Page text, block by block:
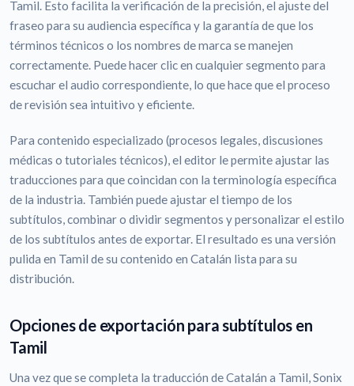
Tamil. Esto facilita la verificación de la precisión, el ajuste del
fraseo para su audiencia específica y la garantía de que los
términos técnicos o los nombres de marca se manejen
correctamente. Puede hacer clic en cualquier segmento para
escuchar el audio correspondiente, lo que hace que el proceso
de revisión sea intuitivo y eficiente.
Para contenido especializado (procesos legales, discusiones
médicas o tutoriales técnicos), el editor le permite ajustar las
traducciones para que coincidan con la terminología específica
de la industria. También puede ajustar el tiempo de los
subtítulos, combinar o dividir segmentos y personalizar el estilo
de los subtítulos antes de exportar. El resultado es una versión
pulida en Tamil de su contenido en Catalán lista para su
distribución.
Opciones de exportación para subtítulos en
Tamil
Una vez que se completa la traducción de Catalán a Tamil, Sonix